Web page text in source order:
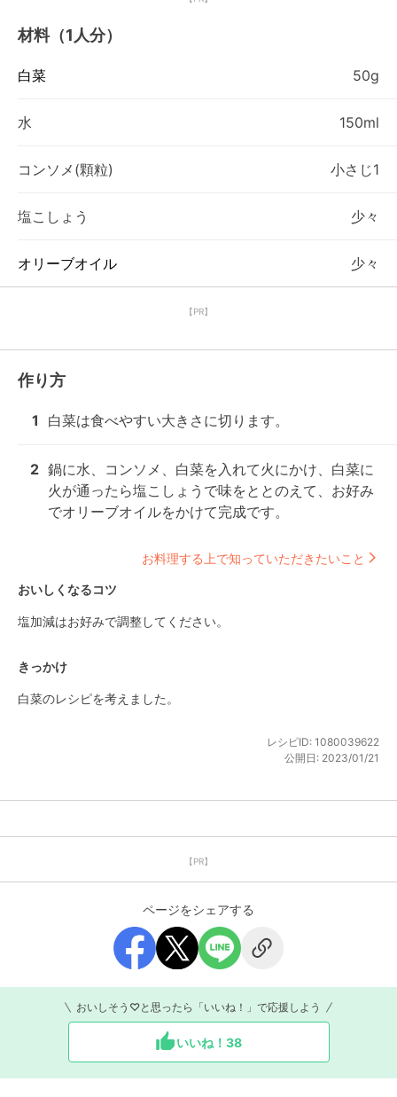
材料（1人分）
白菜 50g
水 150ml
コンソメ(顆粒) 小さじ1
塩こしょう 少々
オリーブオイル 少々
【PR】
作り方
1 白菜は食べやすい大きさに切ります。
2 鍋に水、コンソメ、白菜を入れて火にかけ、白菜に
火が通ったら塩こしょうで味をととのえて、お好み
でオリーブオイルをかけて完成です。
お料理する上で知っていただきたいこと
おいしくなるコツ
塩加減はお好みで調整してください。
きっかけ
白菜のレシピを考えました。
レシピID: 1080039622
公開日: 2023/01/21
【PR】
ページをシェアする
おいしそう♡と思ったら「いいね！」で応援しよう
いいね！ 38